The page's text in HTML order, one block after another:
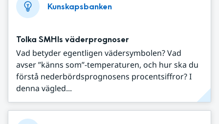
Kunskapsbanken
Tolka SMHIs väderprognoser
Vad betyder egentligen vädersymbolen? Vad
avser ”känns som”-temperaturen, och hur ska du
förstå nederbördsprognosens procentsiffror? I
denna vägled...